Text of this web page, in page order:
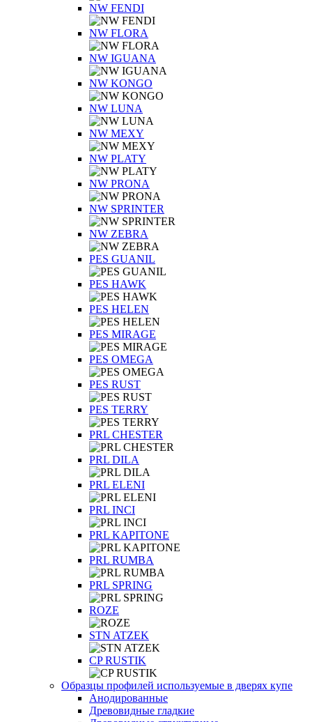
NW FENDI
NW FLORA
NW IGUANA
NW KONGO
NW LUNA
NW MEXY
NW PLATY
NW PRONA
NW SPRINTER
NW ZEBRA
PES GUANIL
PES HAWK
PES HELEN
PES MIRAGE
PES OMEGA
PES RUST
PES TERRY
PRL CHESTER
PRL DILA
PRL ELENI
PRL INCI
PRL KAPITONE
PRL RUMBA
PRL SPRING
ROZE
STN ATZEK
СP RUSTIK
Образцы профилей используемые в дверях купе
Анодированные
Древовидные гладкие